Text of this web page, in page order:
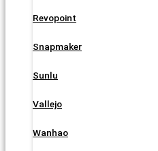
Revopoint
Snapmaker
Sunlu
Vallejo
Wanhao